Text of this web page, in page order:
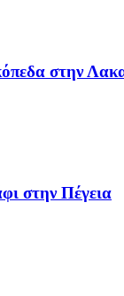
στην
στην Πέγεια